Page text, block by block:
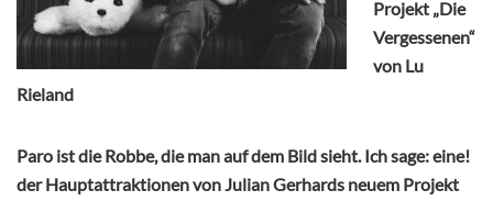
Projekt „Die
Vergessenen“
von Lu
Rieland
Paro ist die Robbe, die man auf dem Bild sieht. Ich sage: eine!
der Hauptattraktionen von Julian Gerhards neuem Projekt